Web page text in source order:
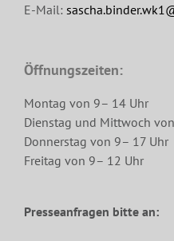
E-Mail:
Öffnungszeiten:
Montag von 9– 14 Uhr
Dienstag und Mittwoch
Donnerstag von 9– 17 Uhr
Freitag von 9– 12 Uhr
Presseanfragen bitte an: